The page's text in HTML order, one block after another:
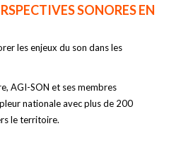
SONORES EN
les enjeux du son dans les
AGI-SON et ses membres
nationale avec plus de 200
le territoire.